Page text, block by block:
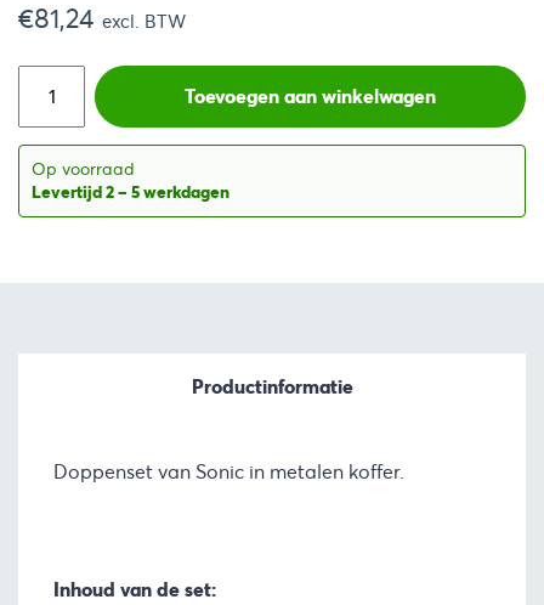
€81,24 excl. BTW
Toevoegen aan winkelwagen
Op voorraad
Levertijd 2 – 5 werkdagen
Productinformatie
Doppenset van Sonic in metalen koffer.
Inhoud van de set: